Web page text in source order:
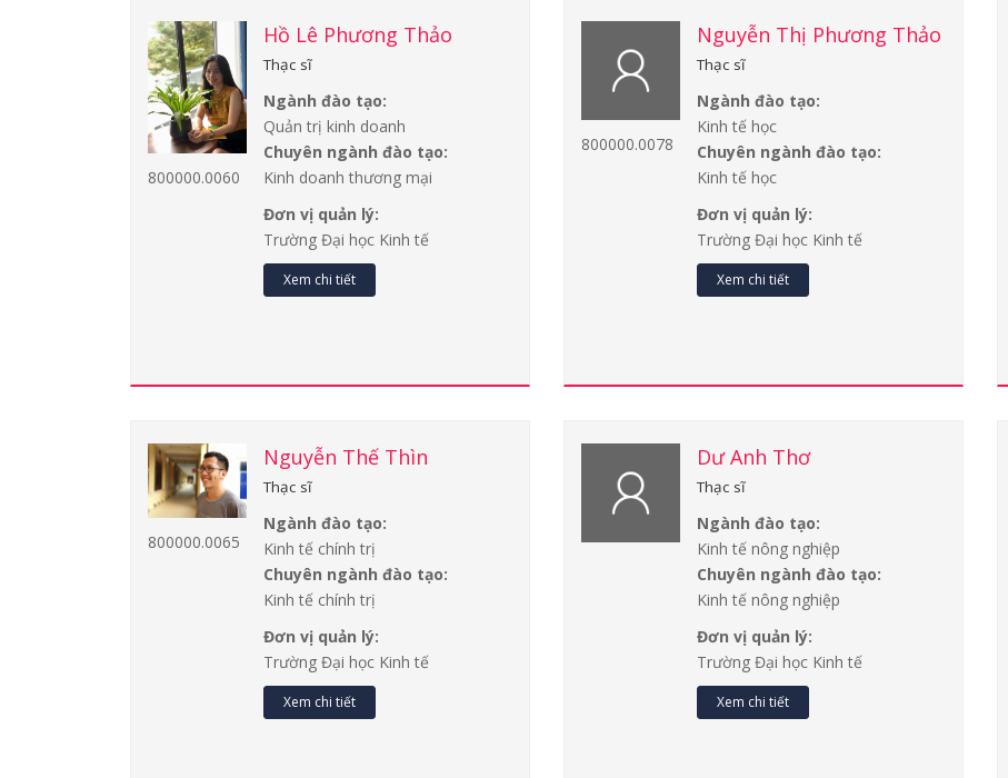
800000.0060
Hồ Lê Phương Thảo
Thạc sĩ
Ngành đào tạo:
Quản trị kinh doanh
Chuyên ngành đào tạo:
Kinh doanh thương mại
Đơn vị quản lý:
Trường Đại học Kinh tế
Xem chi tiết
800000.0078
Nguyễn Thị Phương Thảo
Thạc sĩ
Ngành đào tạo:
Kinh tế học
Chuyên ngành đào tạo:
Kinh tế học
Đơn vị quản lý:
Trường Đại học Kinh tế
Xem chi tiết
800000.0065
Nguyễn Thế Thìn
Thạc sĩ
Ngành đào tạo:
Kinh tế chính trị
Chuyên ngành đào tạo:
Kinh tế chính trị
Đơn vị quản lý:
Trường Đại học Kinh tế
Xem chi tiết
Dư Anh Thơ
Thạc sĩ
Ngành đào tạo:
Kinh tế nông nghiệp
Chuyên ngành đào tạo:
Kinh tế nông nghiệp
Đơn vị quản lý:
Trường Đại học Kinh tế
Xem chi tiết